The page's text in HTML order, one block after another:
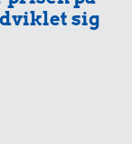
sig